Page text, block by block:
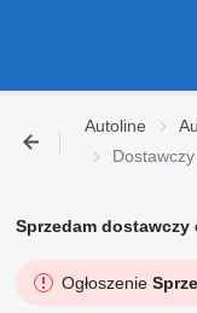
Autoline
Sprzedam dostawczy
Ogłoszenie